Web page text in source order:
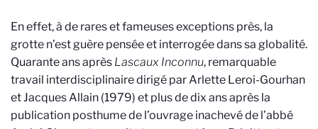
En effet, à de rares et fameuses exceptions près, la
grotte n’est guère pensée et interrogée dans sa globalité.
Quarante ans après Lascaux Inconnu, remarquable
travail interdisciplinaire dirigé par Arlette Leroi-Gourhan
et Jacques Allain (1979) et plus de dix ans après la
publication posthume de l’ouvrage inachevé de l’abbé